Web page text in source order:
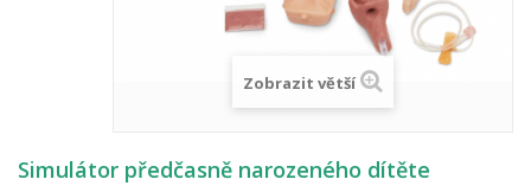
Zobrazit větší
Simulátor předčasně narozeného dítěte